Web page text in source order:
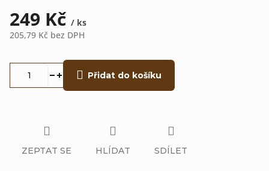
249 Kč / ks
205,79 Kč bez DPH
Přidat do košíku
ZEPTAT SE HLÍDAT SDÍLET